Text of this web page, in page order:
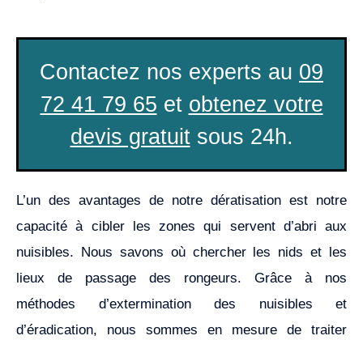
Contactez nos experts au 09
72 41 79 65 et obtenez votre
devis gratuitsous 24h.
L’un des avantages de notre dératisation est notre
capacité à cibler les zones qui servent d’abri aux
nuisibles. Nous savons où chercher les nids et les
lieux de passage des rongeurs. Grâce à nos
méthodes d’extermination des nuisibles et
d’éradication, nous sommes en mesure de traiter